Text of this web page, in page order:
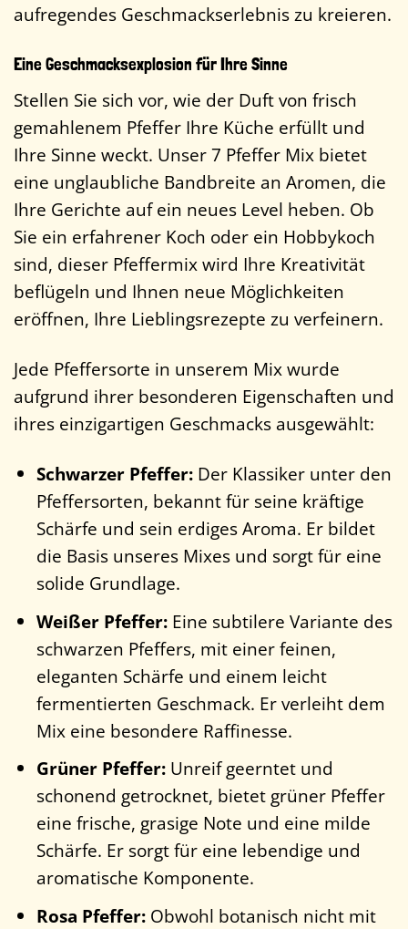
aufregendes Geschmackserlebnis zu kreieren.
Eine Geschmacksexplosion für Ihre Sinne
Stellen Sie sich vor, wie der Duft von frisch
gemahlenem Pfeffer Ihre Küche erfüllt und
Ihre Sinne weckt. Unser 7 Pfeffer Mix bietet
eine unglaubliche Bandbreite an Aromen, die
Ihre Gerichte auf ein neues Level heben. Ob
Sie ein erfahrener Koch oder ein Hobbykoch
sind, dieser Pfeffermix wird Ihre Kreativität
beflügeln und Ihnen neue Möglichkeiten
eröffnen, Ihre Lieblingsrezepte zu verfeinern.
Jede Pfeffersorte in unserem Mix wurde
aufgrund ihrer besonderen Eigenschaften und
ihres einzigartigen Geschmacks ausgewählt:
Schwarzer Pfeffer:Der Klassiker unter den
Pfeffersorten, bekannt für seine kräftige
Schärfe und sein erdiges Aroma. Er bildet
die Basis unseres Mixes und sorgt für eine
solide Grundlage.
Weißer Pfeffer:Eine subtilere Variante des
schwarzen Pfeffers, mit einer feinen,
eleganten Schärfe und einem leicht
fermentierten Geschmack. Er verleiht dem
Mix eine besondere Raffinesse.
Grüner Pfeffer:Unreif geerntet und
schonend getrocknet, bietet grüner Pfeffer
eine frische, grasige Note und eine milde
Schärfe. Er sorgt für eine lebendige und
aromatische Komponente.
Rosa Pfeffer:Obwohl botanisch nicht mit